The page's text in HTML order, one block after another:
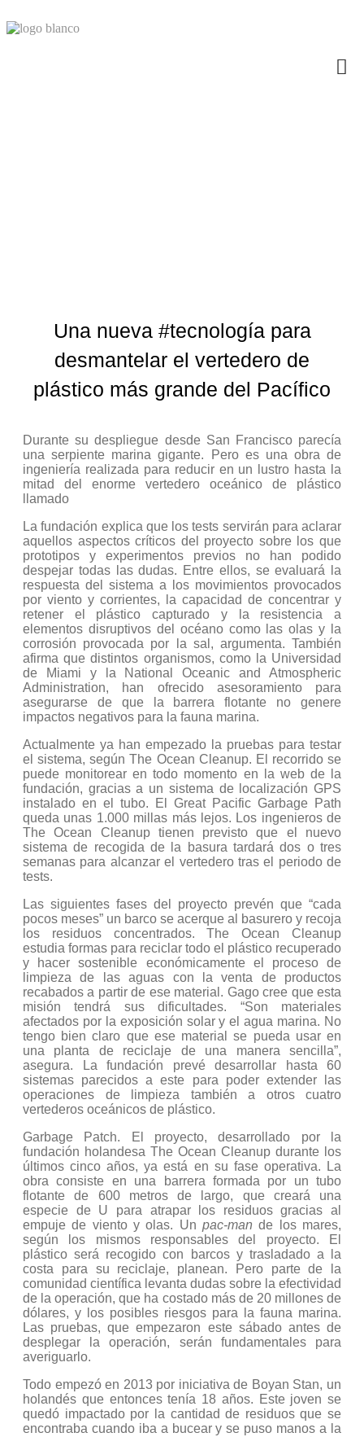
Una nueva #tecnología para
desmantelar el vertedero de
plástico más grande del Pacífico
Durante su despliegue desde San Francisco parecía
una serpiente marina gigante. Pero es una obra de
ingeniería realizada para reducir en un lustro hasta la
mitad del enorme vertedero oceánico de plástico
llamado
La fundación explica que los tests servirán para aclarar
aquellos aspectos críticos del proyecto sobre los que
prototipos y experimentos previos no han podido
despejar todas las dudas. Entre ellos, se evaluará la
respuesta del sistema a los movimientos provocados
por viento y corrientes, la capacidad de concentrar y
retener el plástico capturado y la resistencia a
elementos disruptivos del océano como las olas y la
corrosión provocada por la sal, argumenta. También
afirma que distintos organismos, como la Universidad
de Miami y la National Oceanic and Atmospheric
Administration, han ofrecido asesoramiento para
asegurarse de que la barrera flotante no genere
impactos negativos para la fauna marina.
Actualmente ya han empezado la pruebas para testar
el sistema, según The Ocean Cleanup. El recorrido se
puede monitorear en todo momento en la web de la
fundación, gracias a un sistema de localización GPS
instalado en el tubo. El Great Pacific Garbage Path
queda unas 1.000 millas más lejos. Los ingenieros de
The Ocean Cleanup tienen previsto que el nuevo
sistema de recogida de la basura tardará dos o tres
semanas para alcanzar el vertedero tras el periodo de
tests.
Las siguientes fases del proyecto prevén que “cada
pocos meses” un barco se acerque al basurero y recoja
los residuos concentrados. The Ocean Cleanup
estudia formas para reciclar todo el plástico recuperado
y hacer sostenible económicamente el proceso de
limpieza de las aguas con la venta de productos
recabados a partir de ese material. Gago cree que esta
misión tendrá sus dificultades. “Son materiales
afectados por la exposición solar y el agua marina. No
tengo bien claro que ese material se pueda usar en
una planta de reciclaje de una manera sencilla”,
asegura. La fundación prevé desarrollar hasta 60
sistemas parecidos a este para poder extender las
operaciones de limpieza también a otros cuatro
vertederos oceánicos de plástico.
Garbage Patch. El proyecto, desarrollado por la
fundación holandesa The Ocean Cleanup durante los
últimos cinco años, ya está en su fase operativa. La
obra consiste en una barrera formada por un tubo
flotante de 600 metros de largo, que creará una
especie de U para atrapar los residuos gracias al
empuje de viento y olas. Un pac-man de los mares,
según los mismos responsables del proyecto. El
plástico será recogido con barcos y trasladado a la
costa para su reciclaje, planean. Pero parte de la
comunidad científica levanta dudas sobre la efectividad
de la operación, que ha costado más de 20 millones de
dólares, y los posibles riesgos para la fauna marina.
Las pruebas, que empezaron este sábado antes de
desplegar la operación, serán fundamentales para
averiguarlo.
Todo empezó en 2013 por iniciativa de Boyan Stan, un
holandés que entonces tenía 18 años. Este joven se
quedó impactado por la cantidad de residuos que se
encontraba cuando iba a bucear y se puso manos a la